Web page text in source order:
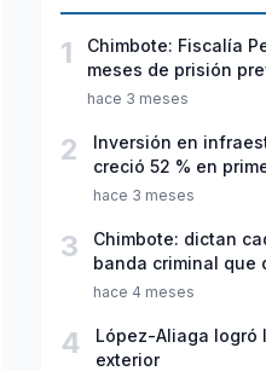
1
Chimbote: Fiscalía
meses de prisión
por violación sexual
hace 3 meses
2
Inversión en
creció 52 % en
hace 3 meses
3
Chimbote: dictan
banda criminal que
jóvenes
hace 4 meses
4
López-Aliaga logró
exterior